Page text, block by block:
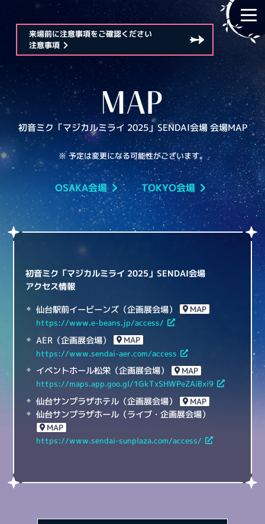
来場前に注意事項をご確認ください
注意事項
初音ミク「マジカルミライ 2025」SENDAI会場 会場MAP
※ 予定は変更になる可能性がございます。
OSAKA会場 TOKYO会場
初音ミク「マジカルミライ 2025」 SENDAI会場
アクセス情報
仙台駅前イービーンズ（企画展会場）
MAP
https://www.e-beans.jp/access/
AER（企画展会場）
MAP
https://www.sendai-aer.com/access
イベントホール松栄（企画展会場）
MAP
https://maps.app.goo.gl/1GkTxSHWPeZAiBxi9
仙台サンプラザホテル（企画展会場） MAP
仙台サンプラザホール（ライブ・企画展会場）
MAP
https://www.sendai-sunplaza.com/access/